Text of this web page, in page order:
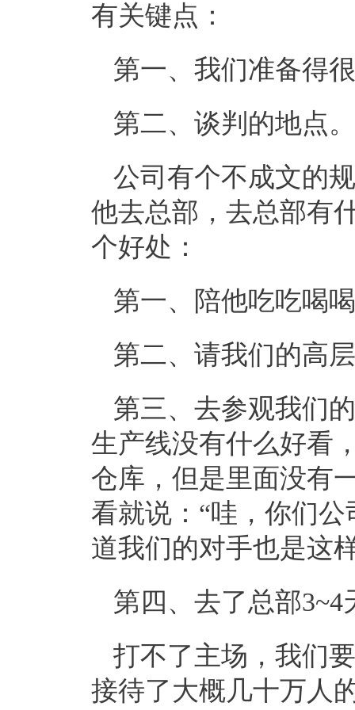
有关键点：
第一、我们准备得
第二、谈判的地点
公司有个不成文的
他去总部，去总部有
个好处：
第一、陪他吃吃喝
第二、请我们的高
第三、去参观我们
生产线没有什么好看
仓库，但是里面没有
看就说：“哇，你们
道我们的对手也是这
第四、去了总部3~4
打不了主场，我们
接待了大概几十万人